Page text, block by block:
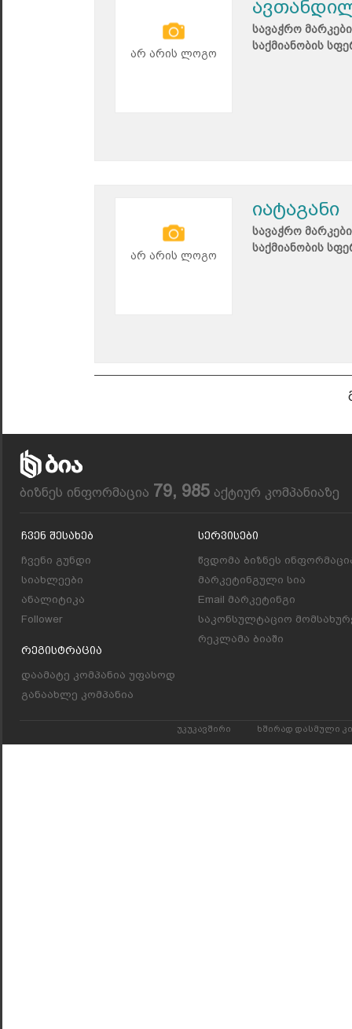
არ არის ლოგო
სავაჭრო
საქმიანობის
არ არის ლოგო
იატაგანი
სავაჭრო
საქმიანობის
ბიზნეს ინფორმაცია 79, 985 აქტიურ კომპანიაზე
Ჩვენ Შესახებ
ჩვენი გუნდი
სიახლეები
ანალიტიკა
Follower
Რეგისტრაცია
დაამატე კომპანია უფასოდ
განაახლე კომპანია
Სერვისები
წვდომა ბიზნეს
მარკეტინგული სია
Email მარკეტინგი
საკონსულტაციო
რეკლამა ბიაში
უკუკავშირი ხშირად დასმული